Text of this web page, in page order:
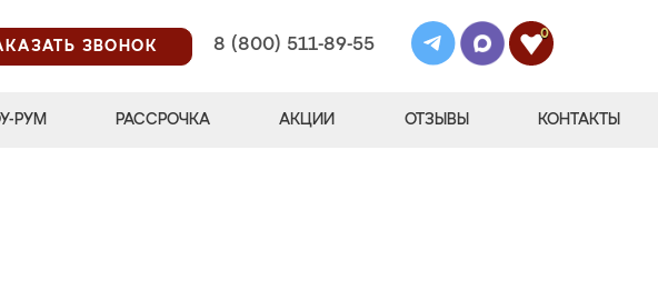
ЗВОНОК
8 (800) 511-89-55
0
РУМ РАССРОЧКА АКЦИИ ОТЗЫВЫ КОНТАКТЫ